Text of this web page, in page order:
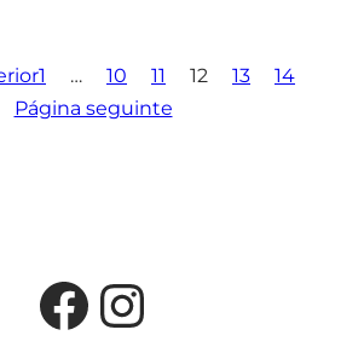
1 … 10 11 12 13
14
Página seguinte
Facebook